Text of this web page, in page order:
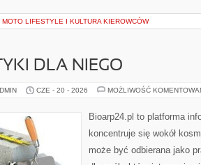
MOTO LIFESTYLE I KULTURA KIEROWCÓW
DLA NIEGO
CZE - 20 - 2026 MOŻLIWOŚĆ
Bioarp24.pl to platforma
koncentruje się wokół
może być odbierana jako